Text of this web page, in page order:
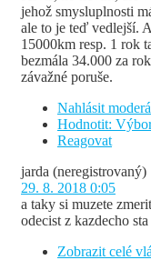
jehož smysluplnosti
ale to je teď vedlejší.
15000km resp. 1 rok
bezmála 34.000 za
závažné poruše.
Nahlásit
Hodnotit:
Reagovat
jarda (neregistrovaný)
29. 8. 2018 0:05
a taky si muzete
odecist z kazdecho
Zobrazit celé